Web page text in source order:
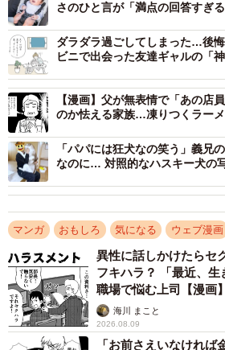
トイレで聞いてしまった自分の悪口（ウクさん
さのひと言が「満点の回答すぎ
ダラダラ過ごしてしまった…後
ビニで出会った友達ギャルの「
【漫画】父が無表情で「あの
のか怯える家族…凍りつくラー
「パパには狂犬なの笑う」義兄
なのに… 対照的なハスキー犬の
マンガ おもしろ 気になる ウェブ漫画
異性に話しかけたらセ
フキハラ？ 「最近、
職場で悩む上司【漫画】
海川 まこと
2026.08.09
「お前さえいなけれ